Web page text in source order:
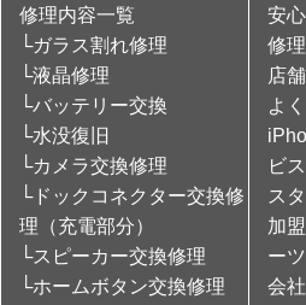
修理内容一覧
└ガラス割れ修理
└液晶修理
└バッテリー交換
└水没復旧
└カメラ交換修理
└ドックコネクター交換修
理（充電部分）
└スピーカー交換修理
└ホームボタン交換修理
安
修
店
よ
ビス
ス
加
ー
会